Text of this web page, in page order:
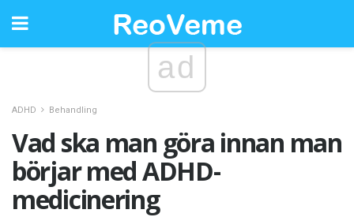
ad
ADHD Behandling
Vad ska man göra innan man
börjar med ADHD-
medicinering